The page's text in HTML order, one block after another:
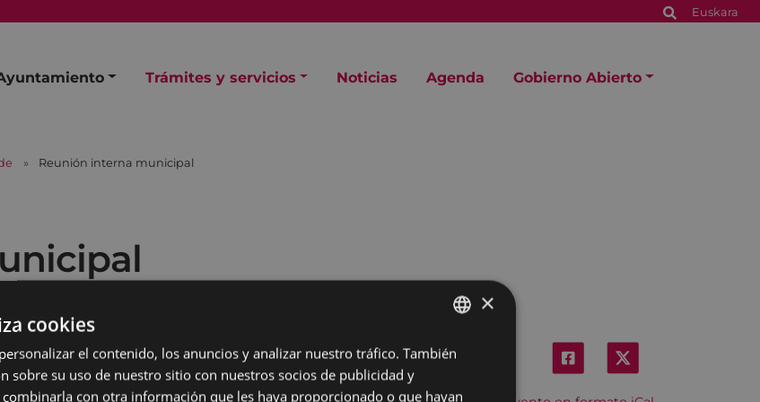
Euskara
Trámites y servicios Noticias Agenda Gobierno Abierto
Reunión interna municipal
BASQUE
×
cookies
el contenido, los anuncios y analizar nuestro tráfico. También
sobre su uso de nuestro sitio con nuestros socios de publicidad y
con otra información que les haya proporcionado o que hayan